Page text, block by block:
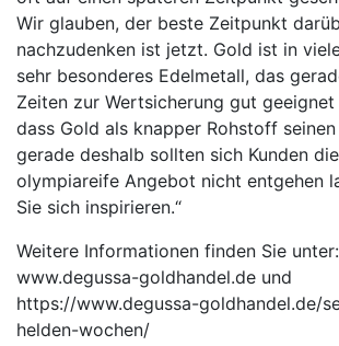
Wir glauben, der beste Zeitpunkt
nachzudenken ist jetzt. Gold ist in
sehr besonderes Edelmetall, das
Zeiten zur Wertsicherung gut geeignet
dass Gold als knapper Rohstoff
gerade deshalb sollten sich Kunden
olympiareife Angebot nicht entgehen
Sie sich inspirieren.“
Weitere Informationen finden Sie unter:
www.degussa-goldhandel.de und
https://www.degussa-goldhandel.de/
helden-wochen/